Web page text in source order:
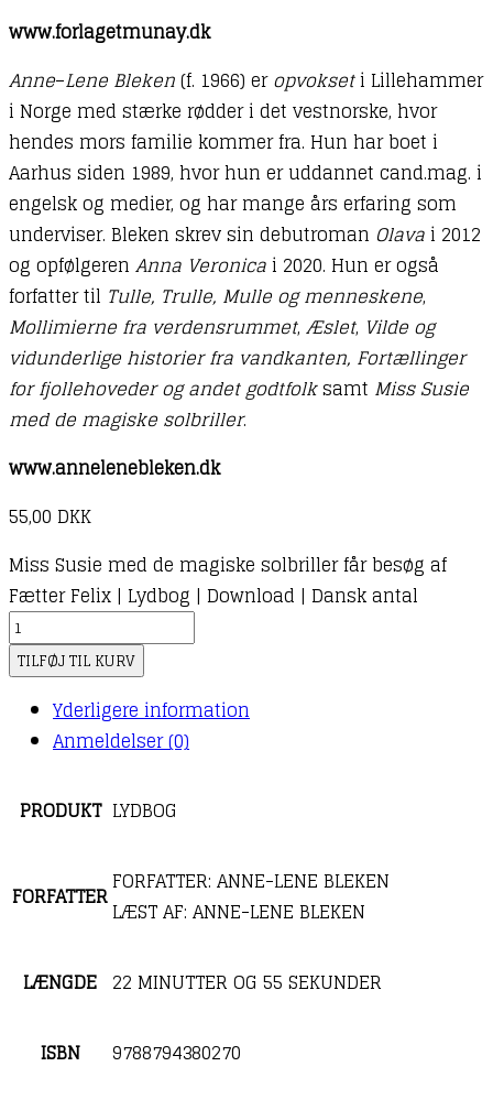
www.forlagetmunay.dk
Anne–Lene Bleken(f. 1966) eropvokseti Lillehammer
i Norge med stærke rødder i det vestnorske, hvor
hendes mors familie kommer fra. Hun har boet i
Aarhus siden 1989, hvor hun er uddannet cand.mag. i
engelsk og medier, og har mange års erfaring som
underviser. Bleken skrev sin debutroman Olavai 2012
og opfølgeren Anna Veronicai 2020. Hun er også
forfatter til Tulle, Trulle, Mulle og menneskene,
Mollimierne fra verdensrummet, Æslet, Vilde og
vidunderlige historier fra vandkanten, Fortællinger
for fjollehoveder og andet godtfolksamt Miss Susie
med de magiske solbriller.
www.annelenebleken.dk
55,00 DKK
Miss Susie med de magiske solbriller får besøg af
Fætter Felix | Lydbog | Download | Dansk antal
TILFØJ TIL KURV
Yderligere information
Anmeldelser (0)
PRODUKT LYDBOG
FORFATTERFORFATTER: ANNE-LENE BLEKEN
LÆST AF: ANNE-LENE BLEKEN
LÆNGDE 22 MINUTTER OG 55 SEKUNDER
ISBN 9788794380270